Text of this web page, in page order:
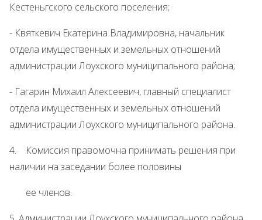
Кестеньгского сельского поселения;
- Квяткевич Екатерина Владимировна, начальник
отдела имущественных и земельных отношений
администрации Лоухского муниципального района;
- Гагарин Михаил Алексеевич, главный специалист
отдела имущественных и земельных отношений
администрации Лоухского муниципального района.
4. Комиссия правомочна принимать решения при
наличии на заседании более половины
ее членов.